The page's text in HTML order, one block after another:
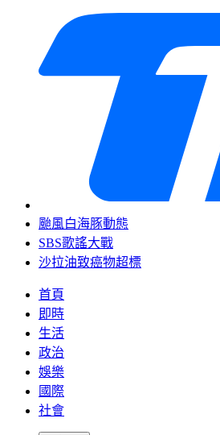
颱風白海豚動態
SBS歌謠大戰
沙拉油致癌物超標
首頁
即時
生活
政治
娛樂
國際
社會